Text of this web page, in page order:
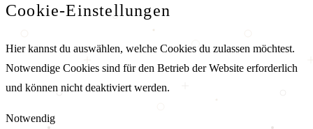
Cookie-Einstellungen
Hier kannst du auswählen, welche Cookies du zulassen möchtest.
Notwendige Cookies sind für den Betrieb der Website erforderlich
und können nicht deaktiviert werden.
Notwendig